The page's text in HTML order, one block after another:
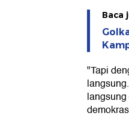
Baca
"Tapi